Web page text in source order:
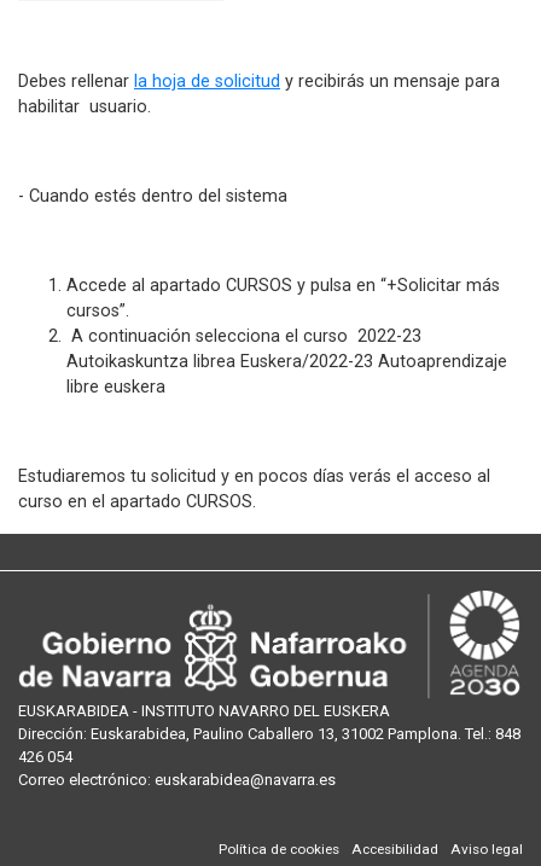
Debes rellenar la hoja de solicitud y recibirás un mensaje para
habilitar usuario.
- Cuando estés dentro del sistema
Accede al apartado CURSOS y pulsa en “+Solicitar más
cursos”.
A continuación selecciona el curso 2022-23
Autoikaskuntza librea Euskera/2022-23 Autoaprendizaje
libre euskera
Estudiaremos tu solicitud y en pocos días verás el acceso al
curso en el apartado CURSOS.
EUSKARABIDEA - INSTITUTO NAVARRO DEL EUSKERA
Dirección: Euskarabidea, Paulino Caballero 13, 31002 Pamplona. Tel.: 848
426 054
Correo electrónico: euskarabidea@navarra.es
Aviso legal
Accesibilidad
Política de cookies